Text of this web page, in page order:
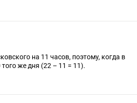
на 11 часов, поэтому, когда в
Москве 22:30, на Аляске – 11:30 того же дня (22 – 11 = 11).